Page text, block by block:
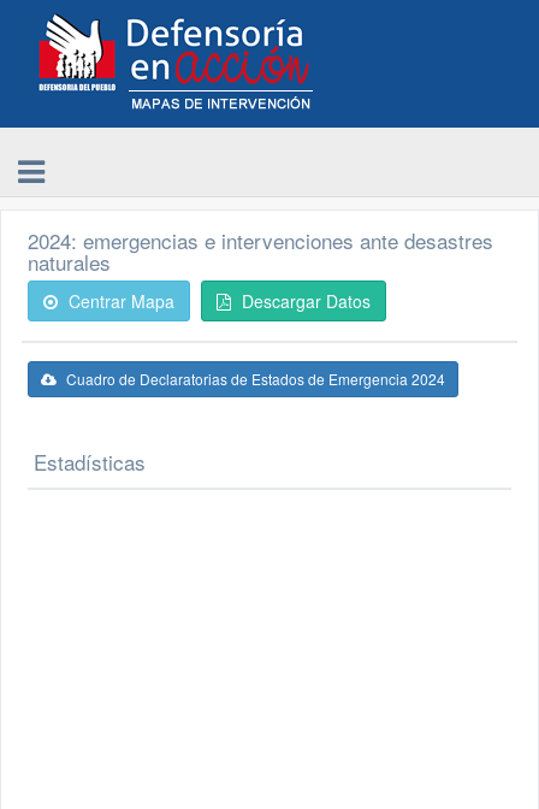
2024: emergencias e intervenciones ante desastres
naturales
Centrar Mapa Descargar Datos
Cuadro de Declaratorias de Estados de Emergencia 2024
Estadísticas